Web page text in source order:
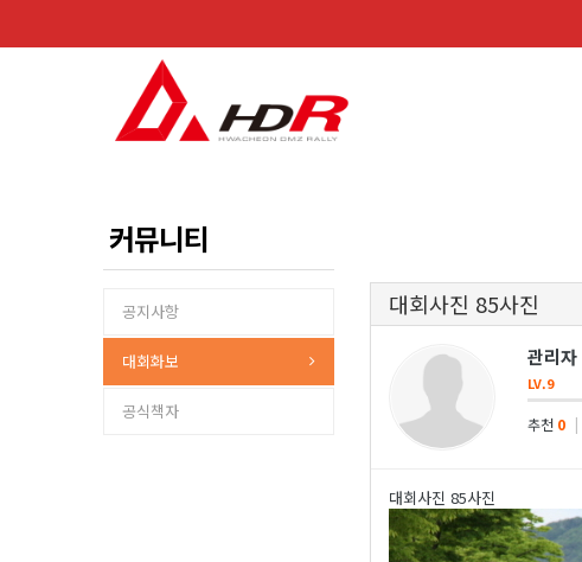
커뮤니티
공지사항
대회화보
공식책자
대회사진 85사진
관리자
LV.9
추천 0 |
대회사진 85사진